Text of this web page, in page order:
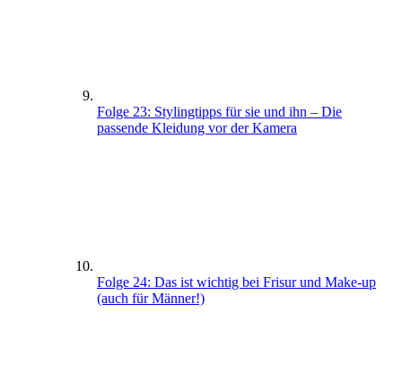
Folge 23: Stylingtipps für sie und ihn – Die
passende Kleidung vor der Kamera
Folge 24: Das ist wichtig bei Frisur und Make-up
(auch für Männer!)